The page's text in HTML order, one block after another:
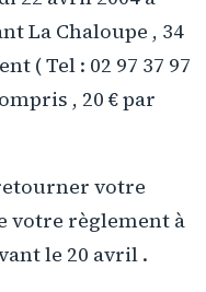
La Chaloupe , 34
( Tel : 02 97 37 97
, 20 € par
votre
votre règlement à
le 20 avril .